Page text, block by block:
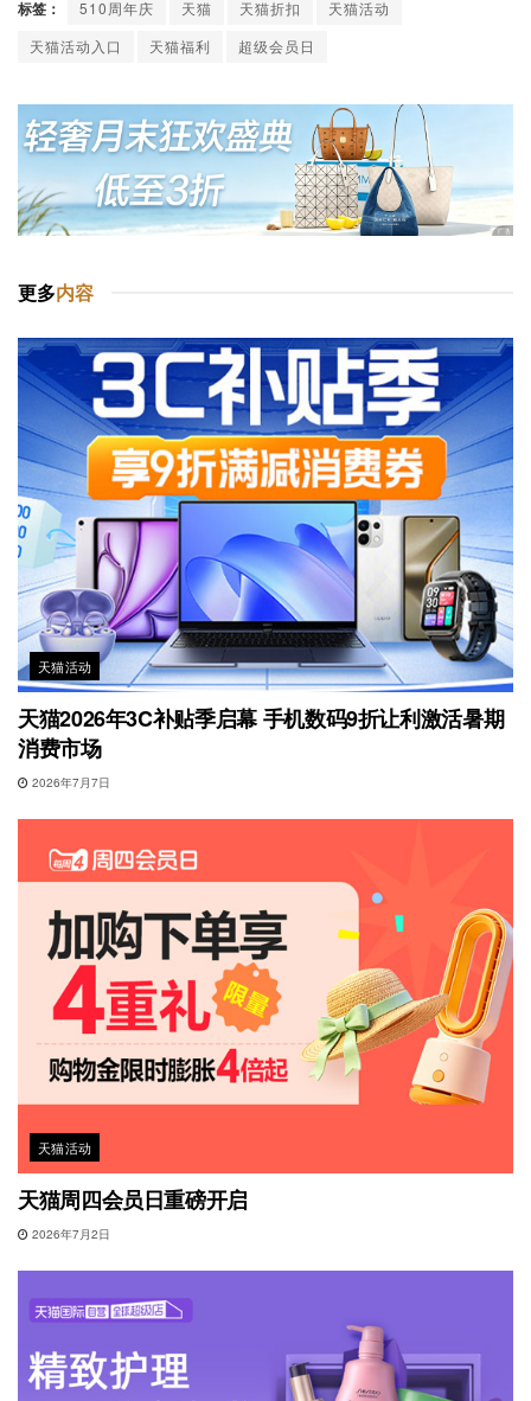
标签： 510周年庆 天猫 天猫折扣
天猫活动
天猫活动入口
天猫福利 超级会员日
更多内容
天猫活动
天猫2026年3C补贴季启幕 手机数码9折让利激活暑期
消费市场
2026年7月7日
天猫活动
天猫周四会员日重磅开启
2026年7月2日